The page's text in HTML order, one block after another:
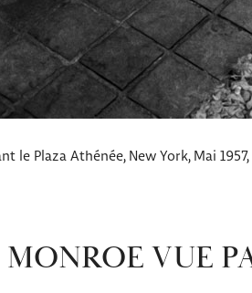
le Plaza Athénée, New York, Mai
VUE